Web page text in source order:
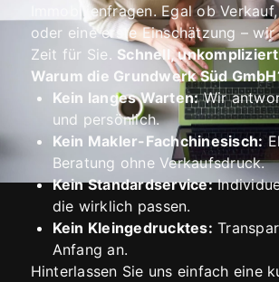
Immobilienfragen. Egal ob
oder eine erste Einschätzung – wir
Zeit für Sie. Schnell,
Warum die Grundwerk Süd
Kein langes Warten:Wir
und persönlich.
Kein Makler-Fachchinesisch:
Beratung ohne Verkaufsdruck.
Kein Standardservice:
die wirklich passen.
Kein Kleingedrucktes:
Anfang an.
Hinterlassen Sie uns einfach eine